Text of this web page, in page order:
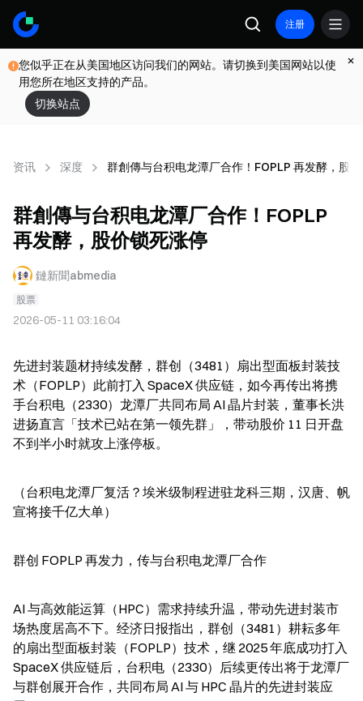
注册
您似乎正在从美国地区访问我们的网站。请切换到美国网站以使
用您所在地区支持的产品。
切换站点
资讯 深度 群創傳与台积电龙潭厂合作！FOPLP 再发酵，股
群創傳与台积电龙潭厂合作！FOPLP
再发酵，股价锁死涨停
鏈新聞abmedia
股票
2026-05-11 03:16:04
先进封装题材持续发酵，群创（3481）扇出型面板封装技
术（FOPLP）此前打入 SpaceX 供应链，如今再传出将携
手台积电（2330）龙潭厂共同布局 AI 晶片封装，董事长洪
进扬直言「技术已站在第一领先群」，带动股价 11 日开盘
不到半小时就攻上涨停板。
（台积电龙潭厂复活？埃米级制程进驻龙科三期，汉唐、帆
宣将接千亿大单）
群创 FOPLP 再发力，传与台积电龙潭厂合作
AI 与高效能运算（HPC）需求持续升温，带动先进封装市
场热度居高不下。经济日报指出，群创（3481）耕耘多年
的扇出型面板封装（FOPLP）技术，继 2025 年底成功打入
SpaceX 供应链后，台积电（2330）后续更传出将于龙潭厂
与群创展开合作，共同布局 AI 与 HPC 晶片的先进封装应